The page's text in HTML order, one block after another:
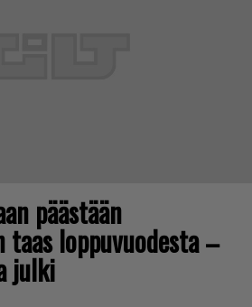
päästään
loppuvuodesta –
julki